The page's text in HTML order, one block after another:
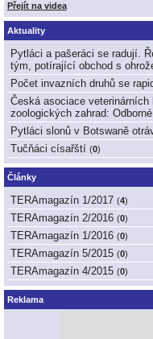
Přejít na videa
Aktuality
Pytláci a pašeráci se radují.
tým, potírající obchod s
Počet invazních druhů se
Česká asociace
zoologických zahrad:
Pytláci slonů v Botswaně
Tučňáci císařští (0)
Články
TERAmagazín 1/2017 (4)
TERAmagazín 2/2016 (0)
TERAmagazín 1/2016 (0)
TERAmagazín 5/2015 (0)
TERAmagazín 4/2015 (0)
Reklama